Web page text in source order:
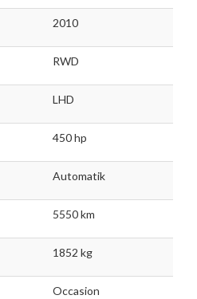
2010
RWD
LHD
450 hp
Automatik
5550 km
1852 kg
Occasion